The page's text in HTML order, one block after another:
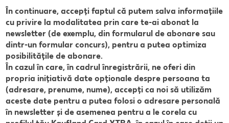
În continuare, accepți faptul că putem salva informațiile
cu privire la modalitatea prin care te-ai abonat la
newsletter (de exemplu, din formularul de abonare sau
dintr-un formular concurs), pentru a putea optimiza
posibilitățile de abonare.
În cazul în care, în cadrul înregistrării, ne oferi din
propria inițiativă date opționale despre persoana ta
(adresare, prenume, nume), accepți ca noi să utilizăm
aceste date pentru a putea folosi o adresare personală
în newsletter și de asemenea pentru a le corela cu